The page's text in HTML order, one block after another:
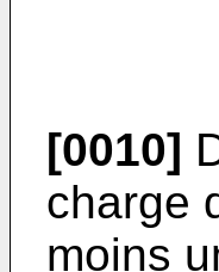
[0010]
charge
moins